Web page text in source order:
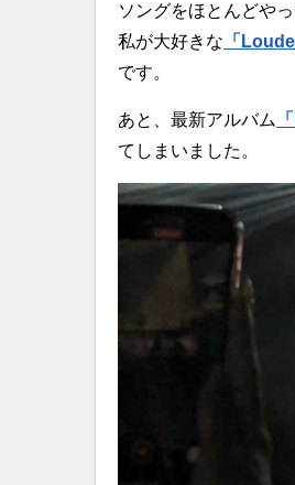
ソングをほとんどや
私が大好きな 「
です。
あと、最新アルバム
てしまいました。